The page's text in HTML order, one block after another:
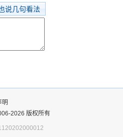
说几句看法
明
2026 版权所有